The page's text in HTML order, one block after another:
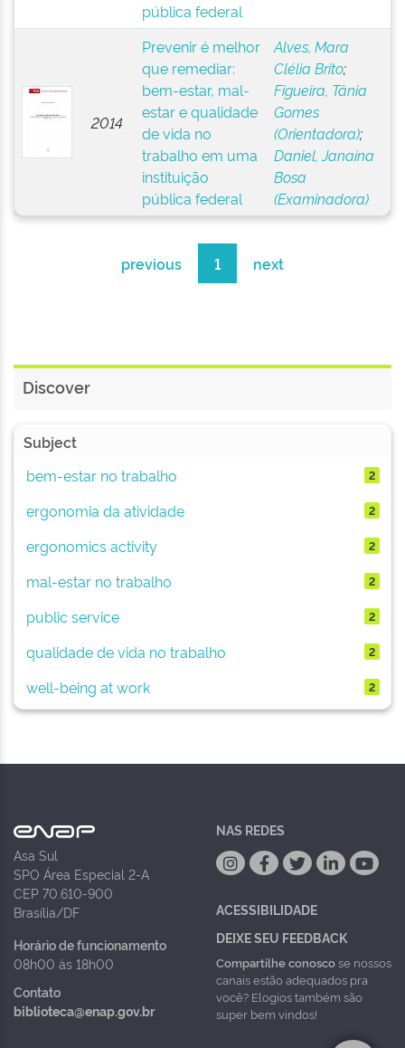
pública federal
2014
Prevenir é melhor
que remediar:
bem-estar, mal-
estar e qualidade
de vida no
trabalho em uma
instituição
pública federal
Alves, Mara
Clélia Brito;
Figueira, Tânia
Gomes
(Orientadora);
Daniel, Janaína
Bosa
(Examinadora)
previous 1 next
Discover
Subject
bem-estar no trabalho
2
ergonomia da atividade 2
ergonomics activity 2
mal-estar no trabalho 2
public service 2
qualidade de vida no trabalho 2
well-being at work 2
Asa Sul
SPO Área Especial 2-A
CEP 70.610-900
Brasília/DF
Horário de funcionamento
08h00 às 18h00
Contato
biblioteca@enap.gov.br
NAS REDES
ACESSIBILIDADE
DEIXE SEU FEEDBACK
Compartilhe conoscose nossos
canais estão adequados pra
você? Elogios também são
super bem vindos!